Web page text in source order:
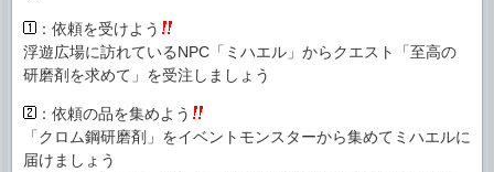
：依頼を受けよう
浮遊広場に訪れているNPC「ミハエル」からクエスト「至高の
研磨剤を求めて」を受注しましょう
：依頼の品を集めよう
「クロム鋼研磨剤」をイベントモンスターから集めてミハエルに
届けましょう